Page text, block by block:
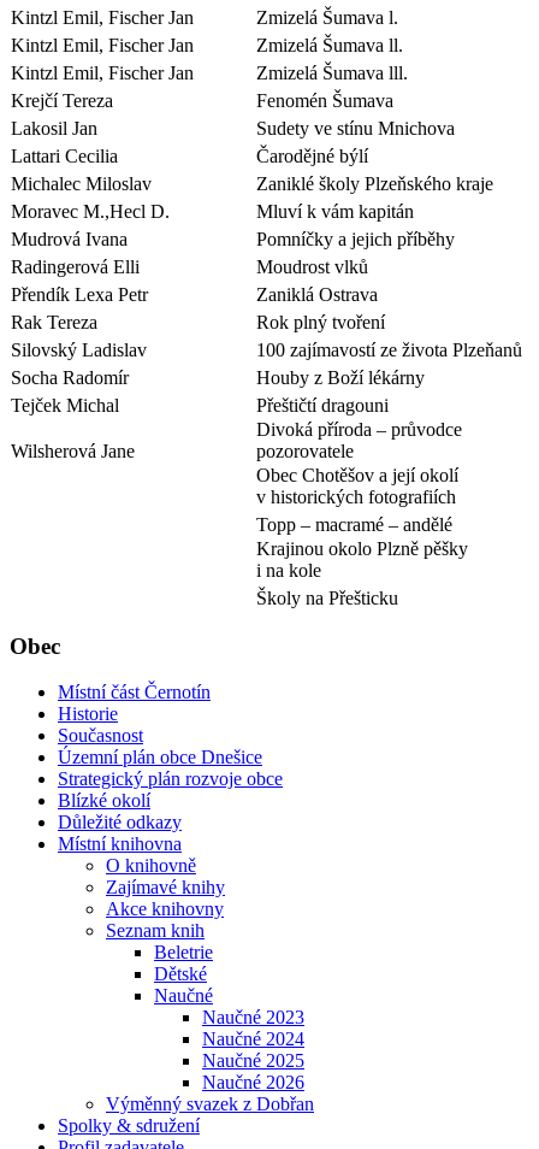
Kintzl Emil, Fischer Jan
Zmizelá Šumava l.
Kintzl Emil, Fischer Jan
Zmizelá Šumava ll.
Kintzl Emil, Fischer Jan
Zmizelá Šumava lll.
Krejčí Tereza
Fenomén Šumava
Lakosil Jan
Sudety ve stínu Mnichova
Lattari Cecilia
Čarodějné býlí
Michalec Miloslav
Zaniklé školy Plzeňského kraje
Moravec M.,Hecl D.
Mluví k vám kapitán
Mudrová Ivana
Pomníčky a jejich příběhy
Radingerová Elli
Moudrost vlků
Přendík Lexa Petr
Zaniklá Ostrava
Rak Tereza
Rok plný tvoření
Silovský Ladislav
100 zajímavostí ze života Plzeňanů
Socha Radomír
Houby z Boží lékárny
Tejček Michal
Přeštičtí dragouni
Wilsherová Jane
Divoká příroda – průvodce
pozorovatele
Obec Chotěšov a její okolí
v historických fotografiích
Topp – macramé – andělé
Krajinou okolo Plzně pěšky
i na kole
Školy na Přešticku
Obec
Místní část Černotín
Historie
Současnost
Územní plán obce Dnešice
Strategický plán rozvoje obce
Blízké okolí
Důležité odkazy
Místní knihovna
O knihovně
Zajímavé knihy
Akce knihovny
Seznam knih
Beletrie
Dětské
Naučné
Naučné 2023
Naučné 2024
Naučné 2025
Naučné 2026
Výměnný svazek z Dobřan
Spolky & sdružení